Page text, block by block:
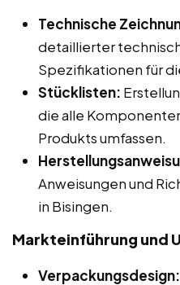
Technische
detaillierter
Spezifikationen für
Stücklisten:
die alle
Produkts umfassen.
Anweisungen und
in Bisingen.
Markteinführung und
Verpackungsdesign: